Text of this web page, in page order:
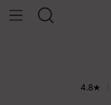
4.8★